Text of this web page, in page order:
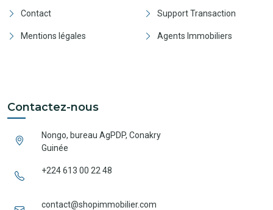
Contact
Mentions légales
Support Transaction
Agents Immobiliers
Contactez-nous
Nongo, bureau AgPDP, Conakry
Guinée
+224 613 00 22 48
contact@shopimmobilier.com